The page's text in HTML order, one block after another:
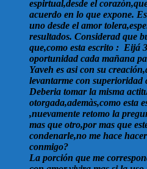
espirtual,desde el
acuerdo en lo que expone.
uno desde el amor
resultados. Considerad que
que,como esta escrito : Eijá
oportunidad cada mañana
Yaveh es asi con su
levantarme con
Deberia tomar la misma
otorgada,ademàs,como esta
,nuevamente retomo la
mas que otro,por mas que
condenarle,no me hace
conmigo?
La porción que me